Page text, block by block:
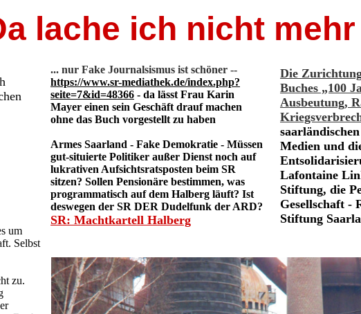
um
Selbst
zu.
... nur Fake Journalsismus ist schöner --
https://www.sr-mediathek.de/index.php?
seite=7&id=48366 - da lässt Frau Karin
Mayer einen sein Geschäft drauf machen
ohne das Buch vorgestellt zu haben
Armes Saarland - Fake Demokratie - Müssen
gut-situierte Politiker außer Dienst noch auf
lukrativen Aufsichtsratsposten beim SR
sitzen? Sollen Pensionäre bestimmen, was
programmatisch auf dem Halberg läuft? Ist
deswegen der SR DER Dudelfunk der ARD?
SR: Machtkartell Halberg
lache ich nicht mehr
Die
Buches „100
Ausbeutung,
Medien und
Lafontaine
Stiftung, die
Gesellschaft -
Stiftung